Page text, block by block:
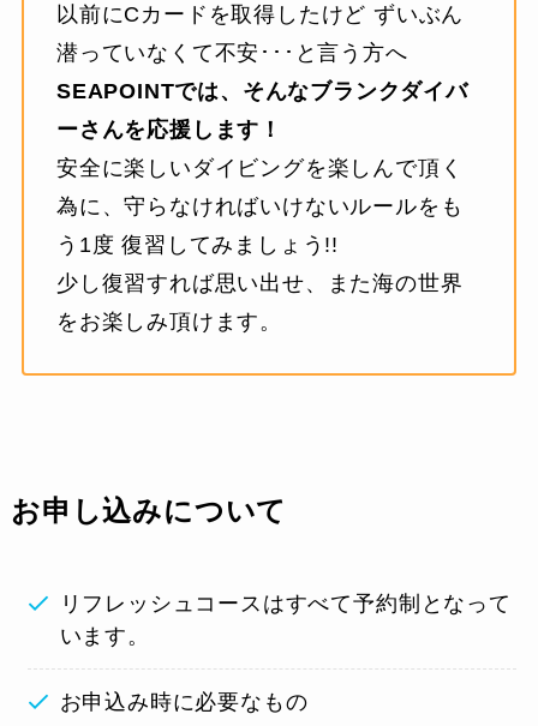
以前にCカードを取得したけど ずいぶん
潜っていなくて不安･･･と言う方へ
SEAPOINTでは、そんなブランクダイバ
ーさんを応援します！
安全に楽しいダイビングを楽しんで頂く
為に、守らなければいけないルールをも
う1度 復習してみましょう!!
少し復習すれば思い出せ、また海の世界
をお楽しみ頂けます。
お申し込みについて
リフレッシュコースはすべて予約制となって
います。
お申込み時に必要なもの